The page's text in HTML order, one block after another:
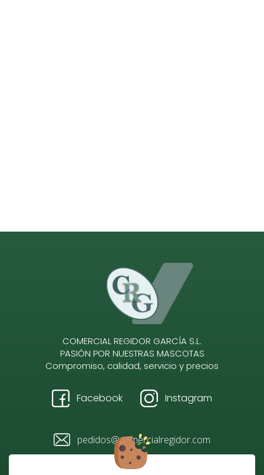
COMERCIAL REGIDOR GARCÍA S.L.
PASIÓN POR NUESTRAS MASCOTAS
Compromiso, calidad, servicio y precios
Facebook Instagram
pedidos@comercialregidor.com
928 484 096 / 610 728 118